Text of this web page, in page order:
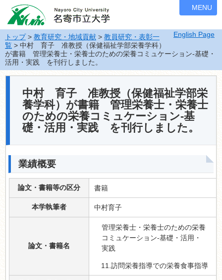
ナ
ビ
ゲ
ー
シ
ョ
ン
を
English Page
MENU
トップ> 教育研究・地域貢献 > 教員研究・表彰一
覧 > 中村 育子 准教授（保健福祉学部栄養学科）
が書籍 管理栄養士・栄養士のための栄養コミュケーション-基礎・
活用・実践 を刊行しました。
中村 育子 准教授（保健福祉学部栄
養学科）が書籍 管理栄養士・栄養士
のための栄養コミュケーション-基
礎・活用・実践 を刊行しました。
業績概要
論文・書籍等の区分 書籍
本学執筆者 中村育子
論文・書籍名
管理栄養士・栄養士のための栄養
コミュケーション-基礎・活用・
実践
11.訪問栄養指導での栄養食事指導